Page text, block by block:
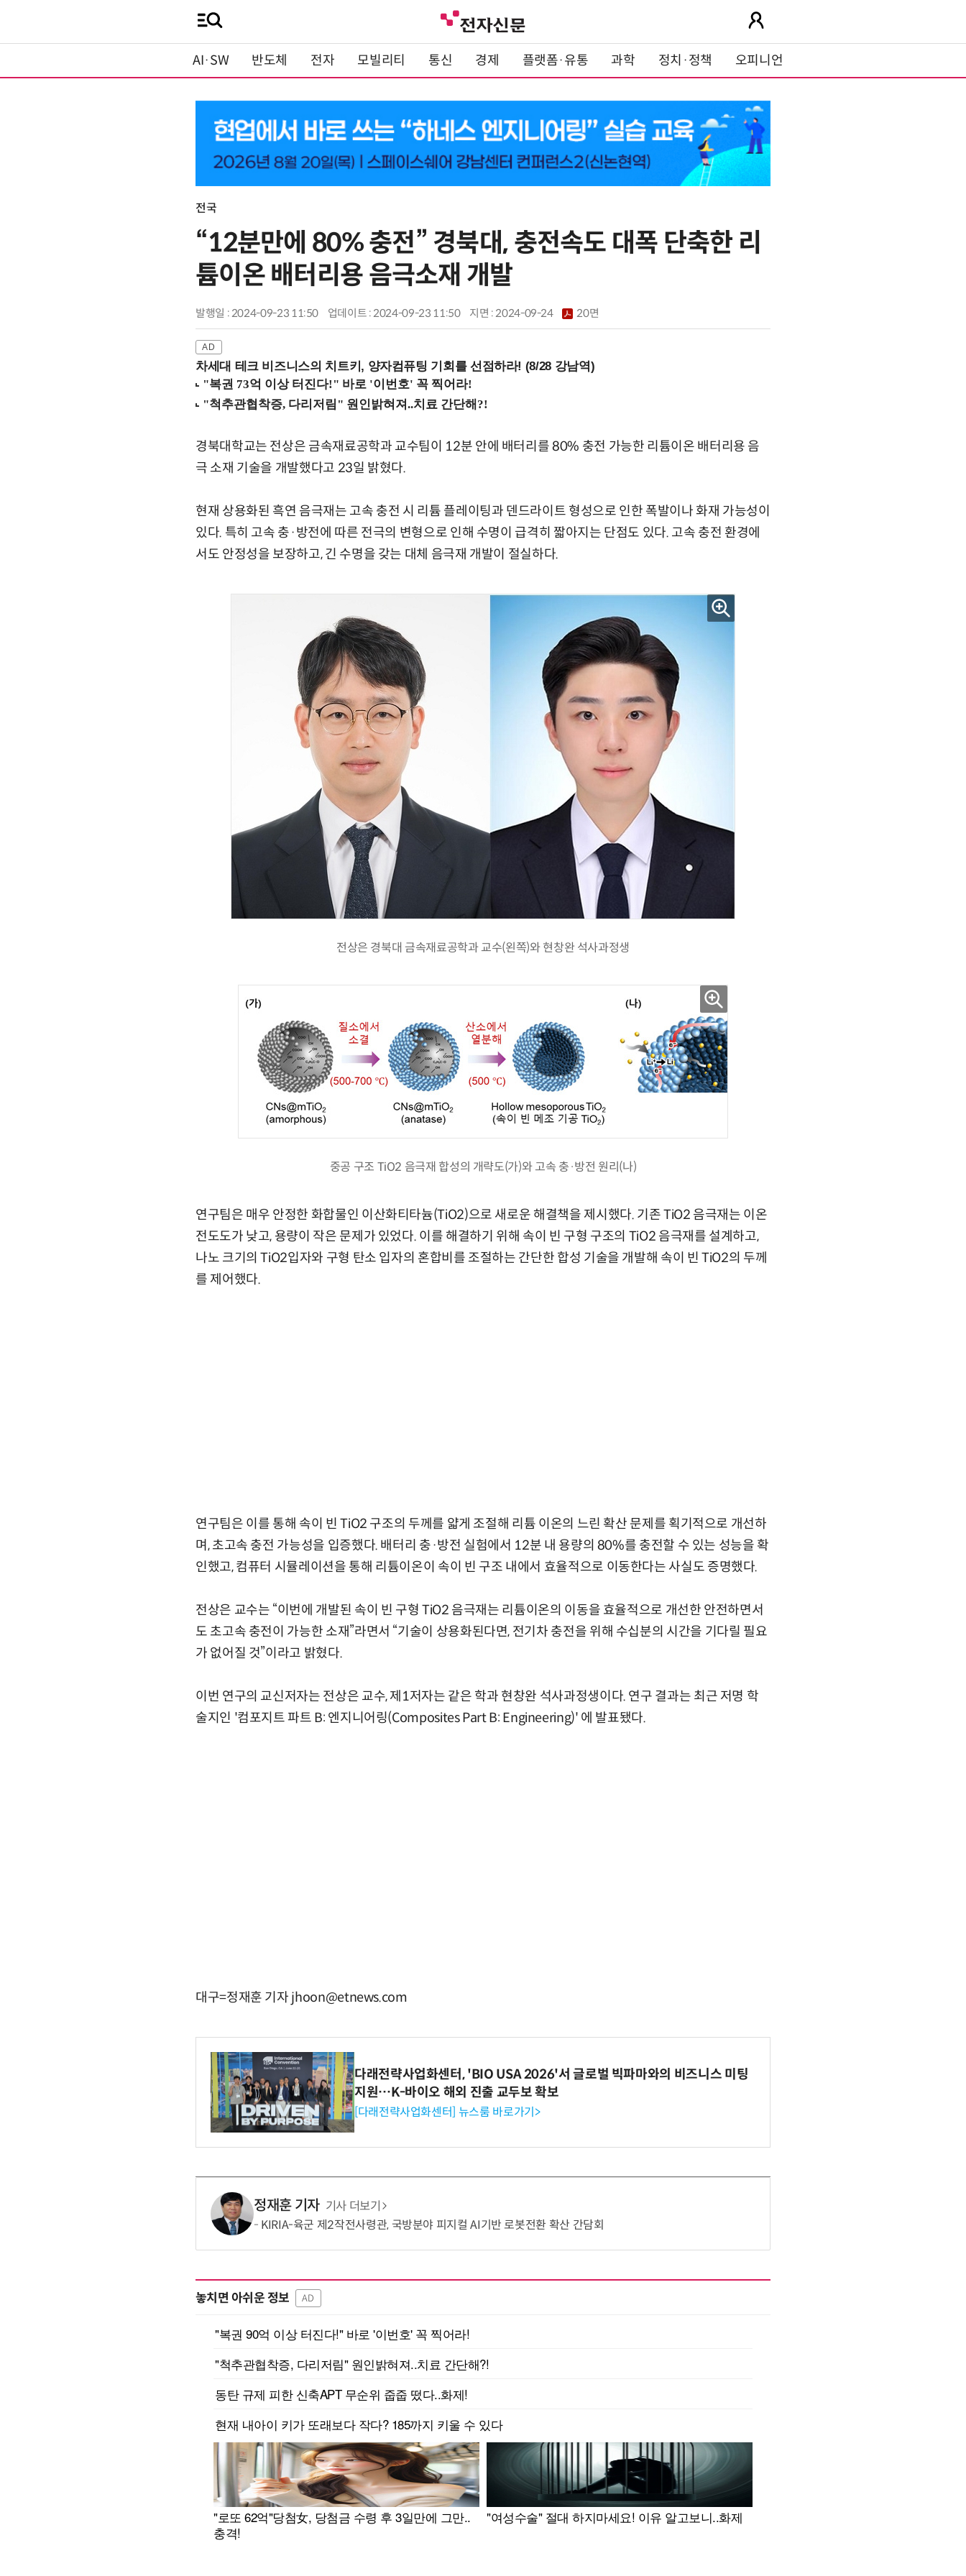
AI·SW 반도체 전자 모빌리티 통신 경제 플랫폼·유통 과학 정치·정책 오피니언
전국
“12분만에 80% 충전” 경북대, 충전속도 대폭 단축한 리
튬이온 배터리용 음극소재 개발
발행일 : 2024-09-23 11:50 업데이트 : 2024-09-23 11:50 지면 :2024-09-24 20면
차세대 테크 비즈니스의 치트키, 양자컴퓨팅 기회를 선점하라! (8/28 강남역)
경북대학교는 전상은 금속재료공학과 교수팀이 12분 안에 배터리를 80% 충전 가능한 리튬이온 배터리용 음
극 소재 기술을 개발했다고 23일 밝혔다.
현재 상용화된 흑연 음극재는 고속 충전 시 리튬 플레이팅과 덴드라이트 형성으로 인한 폭발이나 화재 가능성이
있다. 특히 고속 충·방전에 따른 전극의 변형으로 인해 수명이 급격히 짧아지는 단점도 있다. 고속 충전 환경에
서도 안정성을 보장하고, 긴 수명을 갖는 대체 음극재 개발이 절실하다.
전상은 경북대 금속재료공학과 교수(왼쪽)와 현창완 석사과정생
중공 구조 TiO2 음극재 합성의 개략도(가)와 고속 충·방전 원리(나)
연구팀은 매우 안정한 화합물인 이산화티타늄(TiO2)으로 새로운 해결책을 제시했다. 기존 TiO2 음극재는 이온
전도도가 낮고, 용량이 작은 문제가 있었다. 이를 해결하기 위해 속이 빈 구형 구조의 TiO2 음극재를 설계하고,
나노 크기의 TiO2입자와 구형 탄소 입자의 혼합비를 조절하는 간단한 합성 기술을 개발해 속이 빈 TiO2의 두께
를 제어했다.
연구팀은 이를 통해 속이 빈 TiO2 구조의 두께를 얇게 조절해 리튬 이온의 느린 확산 문제를 획기적으로 개선하
며, 초고속 충전 가능성을 입증했다. 배터리 충·방전 실험에서 12분 내 용량의 80%를 충전할 수 있는 성능을 확
인했고, 컴퓨터 시뮬레이션을 통해 리튬이온이 속이 빈 구조 내에서 효율적으로 이동한다는 사실도 증명했다.
전상은 교수는 “이번에 개발된 속이 빈 구형 TiO2 음극재는 리튬이온의 이동을 효율적으로 개선한 안전하면서
도 초고속 충전이 가능한 소재”라면서 “기술이 상용화된다면, 전기차 충전을 위해 수십분의 시간을 기다릴 필요
가 없어질 것”이라고 밝혔다.
이번 연구의 교신저자는 전상은 교수, 제1저자는 같은 학과 현창완 석사과정생이다. 연구 결과는 최근 저명 학
술지인 '컴포지트 파트 B: 엔지니어링(Composites Part B: Engineering)' 에 발표됐다.
대구=정재훈 기자 jhoon@etnews.com
다래전략사업화센터, 'BIO USA 2026'서 글로벌 빅파마와의 비즈니스 미팅
지원…K-바이오 해외 진출 교두보 확보
[다래전략사업화센터] 뉴스룸 바로가기>
정재훈 기자 기사 더보기
KIRIA-육군 제2작전사령관, 국방분야 피지컬 AI기반 로봇전환 확산 간담회
놓치면 아쉬운 정보 AD